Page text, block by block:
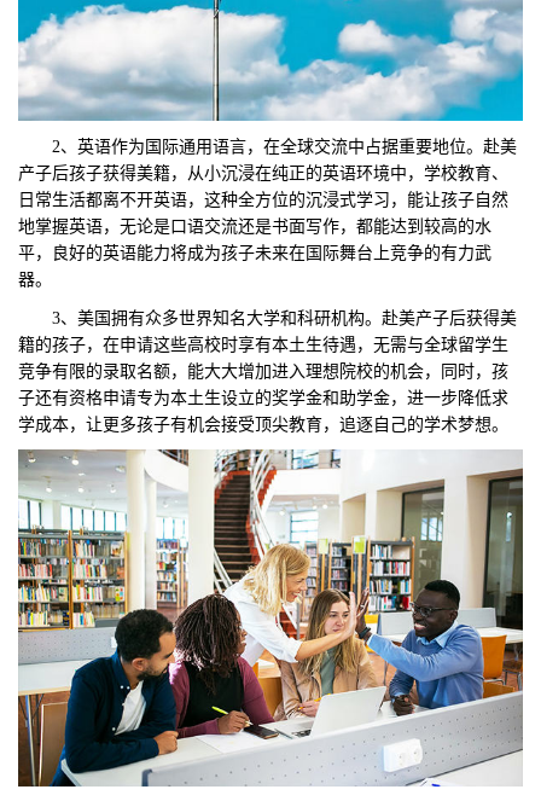
2、英语作为国际通用语言，在全球交流中占据重要地位。赴美
产子后孩子获得美籍，从小沉浸在纯正的英语环境中，学校教育、
日常生活都离不开英语，这种全方位的沉浸式学习，能让孩子自然
地掌握英语，无论是口语交流还是书面写作，都能达到较高的水
平，良好的英语能力将成为孩子未来在国际舞台上竞争的有力武
器。
3、美国拥有众多世界知名大学和科研机构。赴美产子后获得美
籍的孩子，在申请这些高校时享有本土生待遇，无需与全球留学生
竞争有限的录取名额，能大大增加进入理想院校的机会，同时，孩
子还有资格申请专为本土生设立的奖学金和助学金，进一步降低求
学成本，让更多孩子有机会接受顶尖教育，追逐自己的学术梦想。